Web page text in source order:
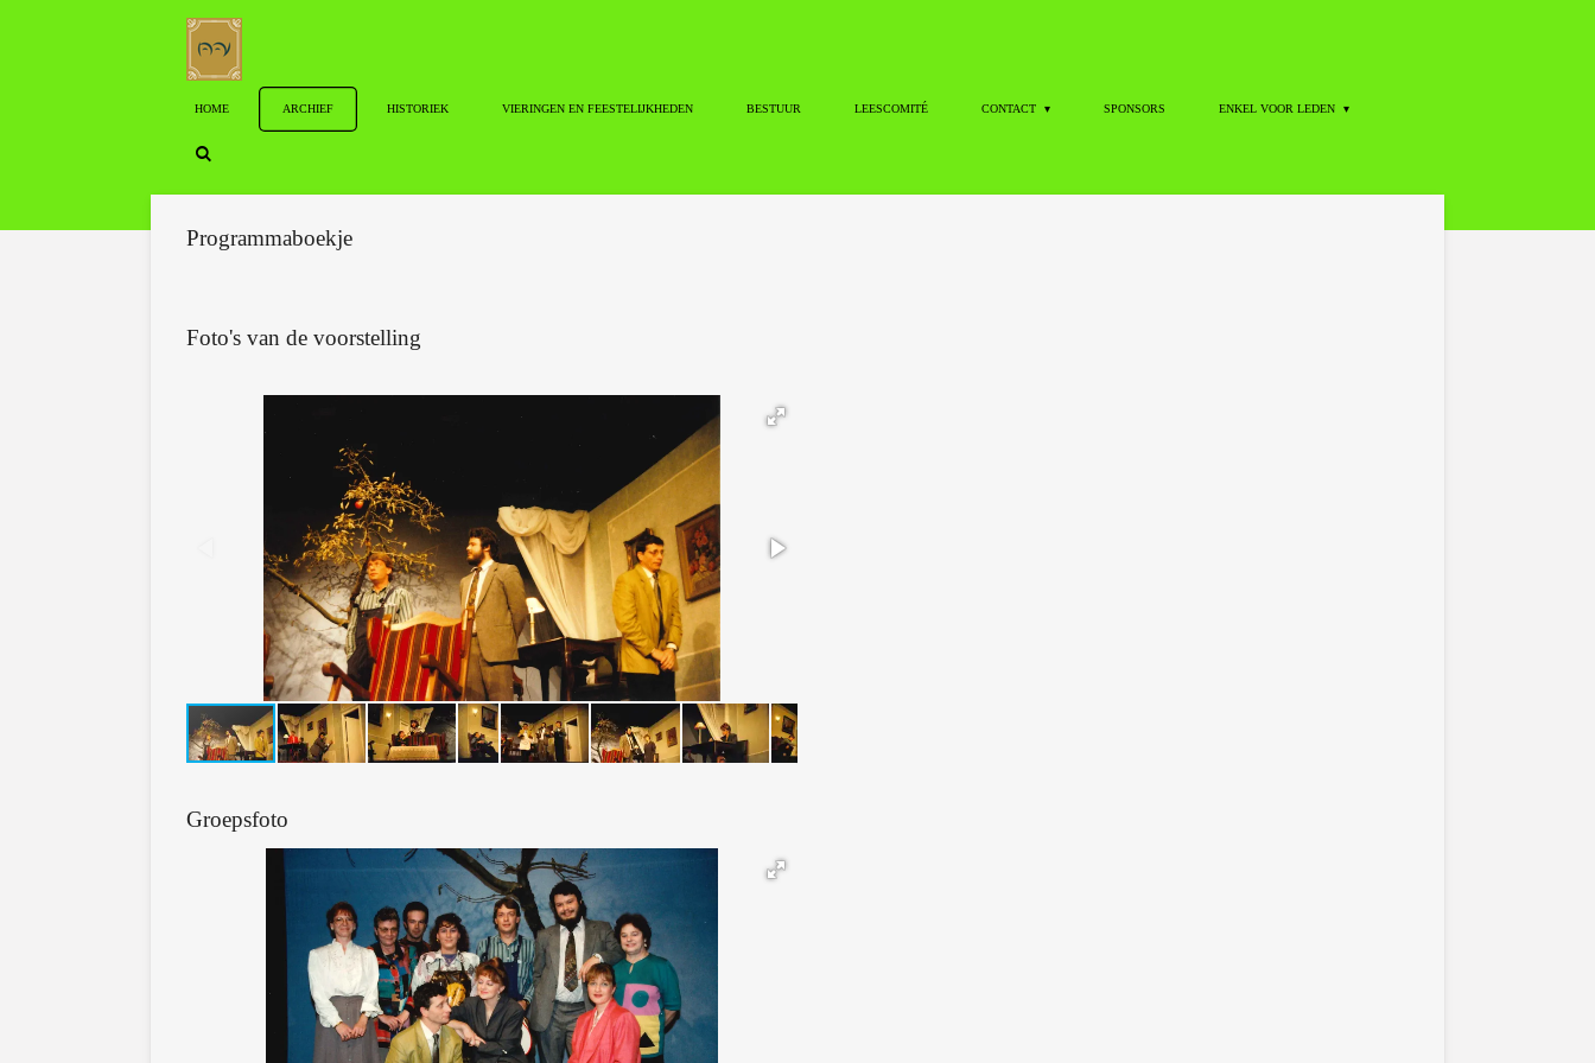
HOME ARCHIEF HISTORIEK VIERINGEN EN FEESTELIJKHEDEN BESTUUR LEESCOMITÉ CONTACT SPONSORS ENKEL VOOR LEDEN
Programmaboekje
Foto's van de voorstelling
Groepsfoto